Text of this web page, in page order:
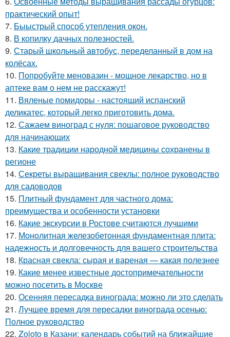
практический опыт!
7. Быыстрый способ утепления окон.
8. В копилку дачных полезностей.
9. Старый школьный автобус, переделанный в дом на
колёсах.
10. Попробуйте меновазин - мощное лекарство, но в
аптеке вам о нем не расскажут!
11. Вяленые помидоры - настоящий испанский
деликатес, который легко приготовить дома.
12. Сажаем виноград с нуля: пошаговое руководство
для начинающих
13. Какие традиции народной медицины сохранены в
регионе
14. Секреты выращивания свеклы: полное руководство
для садоводов
15. Плитный фундамент для частного дома:
преимущества и особенности установки
16. Какие экскурсии в Ростове считаются лучшими
17. Монолитная железобетонная фундаментная плита:
надежность и долговечность для вашего строительства
18. Красная свекла: сырая и вареная — какая полезнее
19. Какие менее известные достопримечательности
можно посетить в Москве
20. Осенняя пересадка винограда: можно ли это сделать
21. Лучшее время для пересадки винограда осенью:
Полное руководство
22. Zoloto в Казани: календарь событий на ближайшие